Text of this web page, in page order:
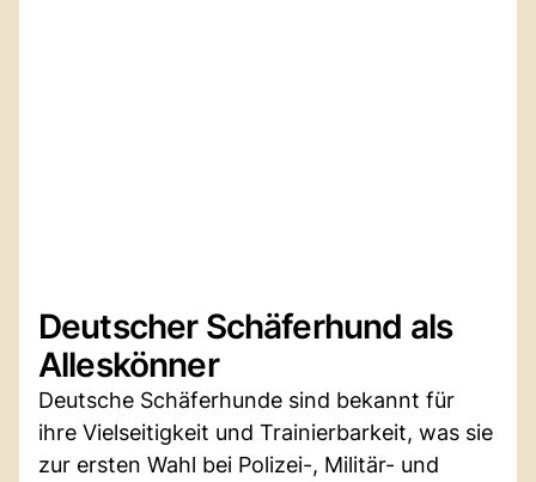
Deutscher Schäferhund als
Alleskönner
Deutsche Schäferhunde sind bekannt für
ihre Vielseitigkeit und Trainierbarkeit, was sie
zur ersten Wahl bei Polizei-, Militär- und